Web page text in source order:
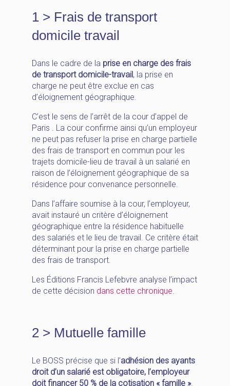
1 > Frais de transport
domicile travail
Dans le cadre de la prise en charge des frais
de transport domicile-travail, la prise en
charge ne peut être exclue en cas
d’éloignement géographique.
C’est le sens de l’arrêt de la cour d’appel de
Paris . La cour confirme ainsi qu’un employeur
ne peut pas refuser la prise en charge partielle
des frais de transport en commun pour les
trajets domicile-lieu de travail à un salarié en
raison de l’éloignement géographique de sa
résidence pour convenance personnelle.
Dans l’affaire soumise à la cour, l’employeur,
avait instauré un critère d’éloignement
géographique entre la résidence habituelle
des salariés et le lieu de travail. Ce critère était
déterminant pour la prise en charge partielle
des frais de transport.
Les Éditions Francis Lefebvre analyse l’impact
de cette décision dans cette chronique.
2 > Mutuelle famille
Le BOSS précise que si l’adhésion des ayants
droit d’un salarié est obligatoire, l’employeur
doit financer 50 % de la cotisation « famille ».